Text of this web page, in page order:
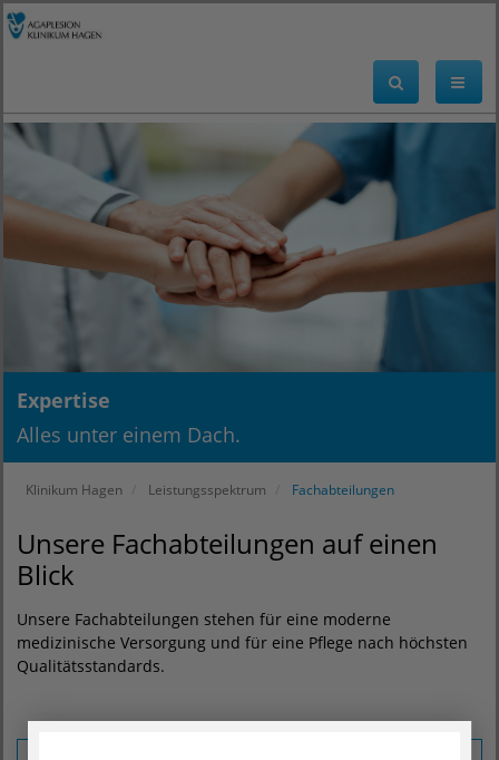
Expertise
Alles unter einem Dach.
Klinikum Hagen Leistungsspektrum Fachabteilungen
Unsere Fachabteilungen auf einen
Blick
Unsere Fachabteilungen stehen für eine moderne
medizinische Versorgung und für eine Pflege nach höchsten
Qualitätsstandards.